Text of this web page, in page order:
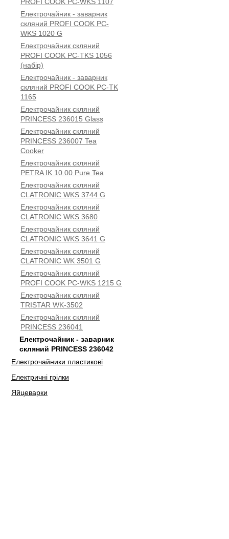
Електрочайник - заварник
скляний PROFI COOK PC-
WKS 1020 G
Електрочайник скляний
PROFI COOK PC-TKS 1056
(набір)
Електрочайник - заварник
скляний PROFI COOK PC-TK
1165
Електрочайник скляний
PRINCESS 236015 Glass
Електрочайник скляний
PRINCESS 236007 Tea
Cooker
Електрочайник скляний
PETRA IK 10.00 Pure Tea
Електрочайник скляний
CLATRONIC WKS 3744 G
Електрочайник скляний
CLATRONIC WKS 3680
Електрочайник скляний
CLATRONIC WKS 3641 G
Електрочайник скляний
CLATRONIC WK 3501 G
Електрочайник скляний
PROFI COOK PC-WKS 1215 G
Електрочайник скляний
TRISTAR WK-3502
Електрочайник скляний
PRINCESS 236041
Електрочайник - заварник
скляний PRINCESS 236042
Електрочайники пластикові
Електричні грілки
Яйцеварки